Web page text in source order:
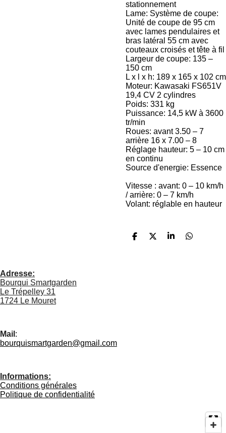
stationnement
Lame: Système de coupe:
Unité de coupe de 95 cm
avec lames pendulaires et
bras latéral 55 cm avec
couteaux croisés et tête à fil
Largeur de coupe: 135 –
150 cm
L x l x h: 189 x 165 x 102 cm
Moteur: Kawasaki FS651V
19,4 CV 2 cylindres
Poids: 331 kg
Puissance: 14,5 kW à 3600
tr/min
Roues: avant 3.50 – 7
arrière 16 x 7.00 – 8
Réglage hauteur: 5 – 10 cm
en continu
Source d'energie: Essence
Vitesse : avant: 0 – 10 km/h
/ arrière: 0 – 7 km/h
Volant: réglable en hauteur
P
P
P
P
Adresse:
Bourqui Smartgarden
Le Trépelley 31
1724 Le Mouret
Mail :
bourquismartgarden@gmail.com
Informations:
Conditions générales
Politique de confidentialité